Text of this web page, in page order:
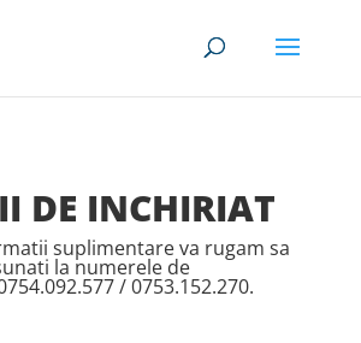
DE INCHIRIAT
suplimentare va rugam sa
la numerele de
/ 0753.152.270.